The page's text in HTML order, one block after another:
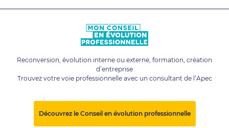
Reconversion, évolution interne ou externe, formation, création
d’entreprise
Trouvez votre voie professionnelle avec un consultant de l’Apec
Découvrez le Conseil en évolution professionnelle